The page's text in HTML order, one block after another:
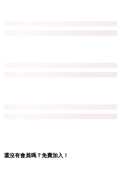
還沒有會員嗎？免費加入！